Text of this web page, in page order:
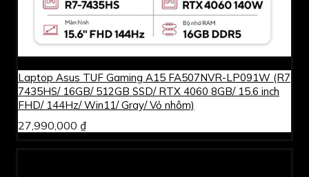
Laptop Asus TUF Gaming A15 FA507NVR-LP091W (R7
7435HS/ 16GB/ 512GB SSD/ RTX 4060 8GB/ 15.6 inch
FHD/ 144Hz/ Win11/ Gray/ Vỏ nhôm)
27,990,000 ₫